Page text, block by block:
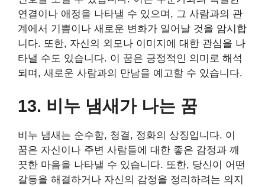
연결이나 애정을 나타낼 수 있으며, 그 사람과의 관
계에서 기쁨이나 새로운 변화가 일어날 것을 암시합
니다. 또한, 자신의 외모나 이미지에 대한 관심을 나
타낼 수도 있습니다. 이 꿈은 긍정적인 의미로 해석
되며, 새로운 사람과의 만남을 예고할 수 있습니다.
13. 비누 냄새가 나는 꿈
비누 냄새는 순수함, 청결, 정화의 상징입니다. 이
꿈은 자신이나 주변 사람들에 대한 좋은 감정과 깨
끗한 마음을 나타낼 수 있습니다. 또한, 당신이 어떤
갈등을 해결하거나 자신의 감정을 정리하려는 의지